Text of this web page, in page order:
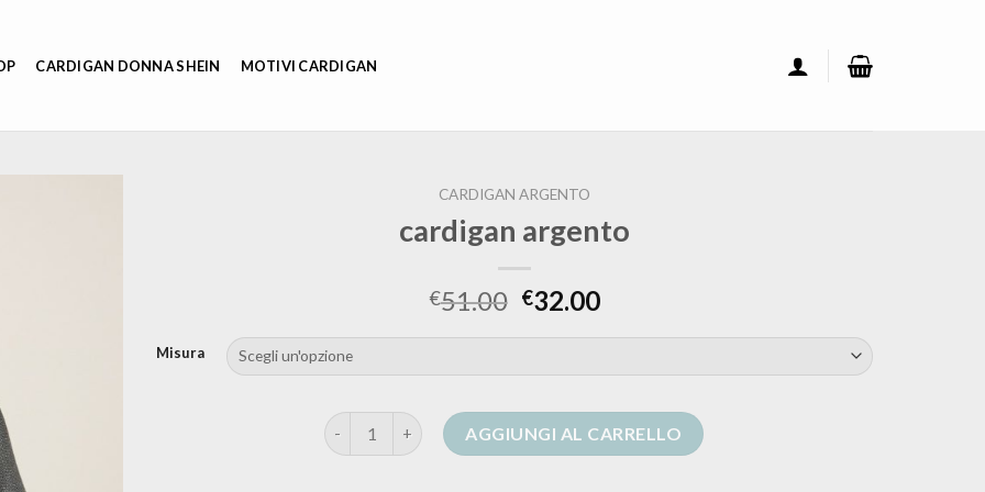
CARDIGAN DONNA SHEIN MOTIVI CARDIGAN
CARDIGAN ARGENTO
cardigan argento
€51.00 €32.00
Misura
cardigan argento quantitàAGGIUNGI AL CARRELLO